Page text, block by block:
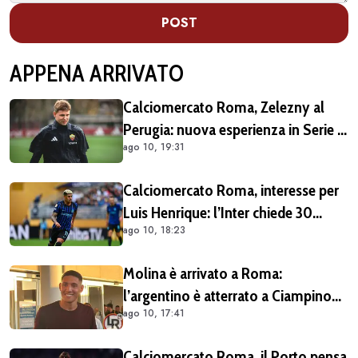
POST
APPENA ARRIVATO
Calciomercato Roma, Zelezny al
Perugia: nuova esperienza in Serie C
per il portiere
ago 10, 19:31
Calciomercato Roma, interesse per
Luis Henrique: l’Inter chiede 30
milioni
ago 10, 18:23
Molina è arrivato a Roma:
l’argentino è atterrato a Ciampino
(VIDEO)
ago 10, 17:41